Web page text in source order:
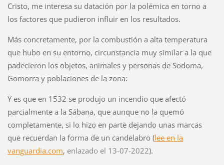
Cristo, me interesa su datación por la polémica en torno a
los factores que pudieron influir en los resultados.
Más concretamente, por la combustión a alta temperatura
que hubo en su entorno, circunstancia muy similar a la que
padecieron los objetos, animales y personas de Sodoma,
Gomorra y poblaciones de la zona:
Y es que en 1532 se produjo un incendio que afectó
parcialmente a la Sábana, que aunque no la quemó
completamente, si lo hizo en parte dejando unas marcas
que recuerdan la forma de un candelabro (lee en la
vanguardia.com, enlazado el 13-07-2022).